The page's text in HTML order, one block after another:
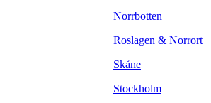
Norrbotten
Roslagen & Norrort
Skåne
Stockholm